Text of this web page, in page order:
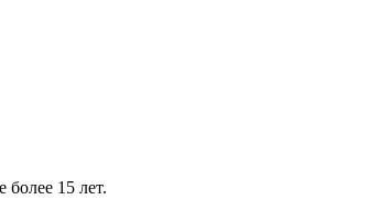
15 лет.